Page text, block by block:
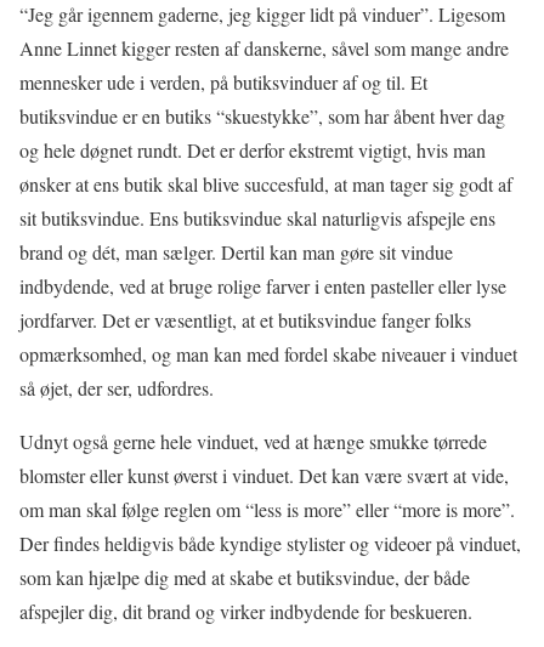
“Jeg går igennem gaderne, jeg kigger lidt på vinduer”. Ligesom
Anne Linnet kigger resten af danskerne, såvel som mange andre
mennesker ude i verden, på butiksvinduer af og til. Et
butiksvindue er en butiks “skuestykke”, som har åbent hver dag
og hele døgnet rundt. Det er derfor ekstremt vigtigt, hvis man
ønsker at ens butik skal blive succesfuld, at man tager sig godt af
sit butiksvindue. Ens butiksvindue skal naturligvis afspejle ens
brand og dét, man sælger. Dertil kan man gøre sit vindue
indbydende, ved at bruge rolige farver i enten pasteller eller lyse
jordfarver. Det er væsentligt, at et butiksvindue fanger folks
opmærksomhed, og man kan med fordel skabe niveauer i vinduet
så øjet, der ser, udfordres.
Udnyt også gerne hele vinduet, ved at hænge smukke tørrede
blomster eller kunst øverst i vinduet. Det kan være svært at vide,
om man skal følge reglen om “less is more” eller “more is more”.
Der findes heldigvis både kyndige stylister og videoer på vinduet,
som kan hjælpe dig med at skabe et butiksvindue, der både
afspejler dig, dit brand og virker indbydende for beskueren.